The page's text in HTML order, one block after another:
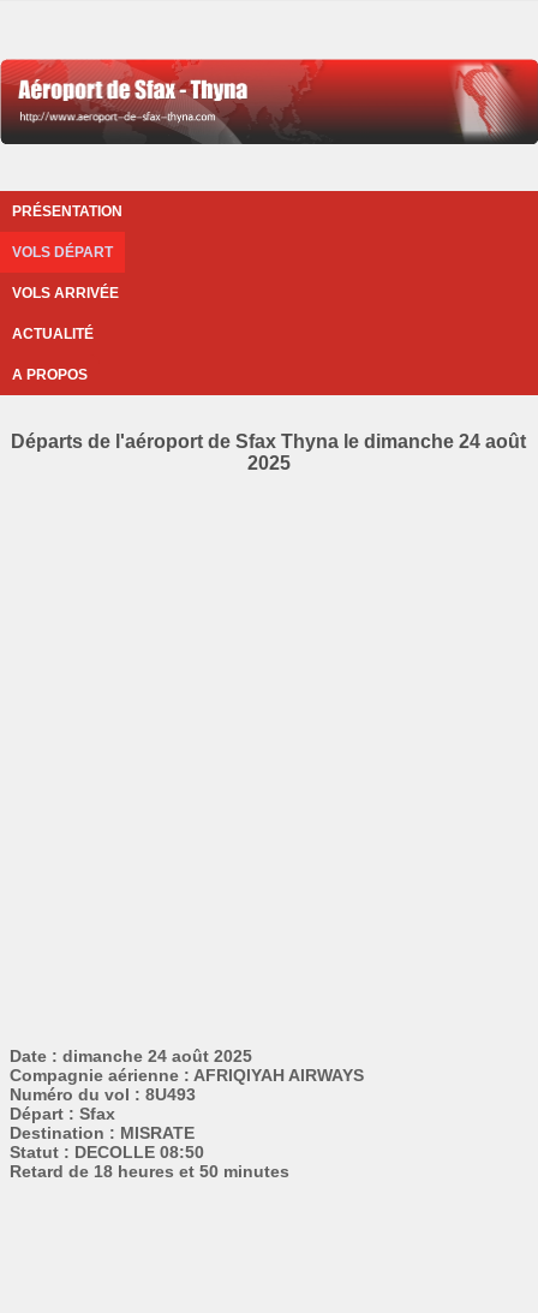
PRÉSENTATION
VOLS DÉPART
VOLS ARRIVÉE
ACTUALITÉ
A PROPOS
Départs de l'aéroport de Sfax Thyna le dimanche 24 août
2025
Date : dimanche 24 août 2025
Compagnie aérienne : AFRIQIYAH AIRWAYS
Numéro du vol : 8U493
Départ : Sfax
Destination : MISRATE
Statut : DECOLLE 08:50
Retard de 18 heures et 50 minutes